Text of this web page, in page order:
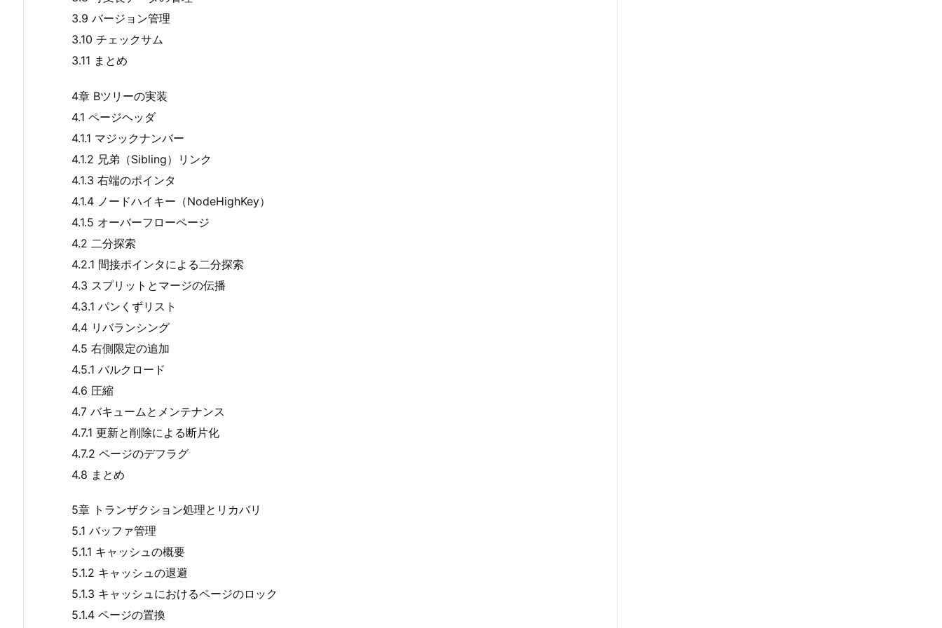
3.9 バージョン管理
3.10 チェックサム
3.11 まとめ
4章 Bツリーの実装
4.1 ページヘッダ
4.1.1 マジックナンバー
4.1.2 兄弟（Sibling）リンク
4.1.3 右端のポインタ
4.1.4 ノードハイキー（NodeHighKey）
4.1.5 オーバーフローページ
4.2 二分探索
4.2.1 間接ポインタによる二分探索
4.3 スプリットとマージの伝播
4.3.1 パンくずリスト
4.4 リバランシング
4.5 右側限定の追加
4.5.1 バルクロード
4.6 圧縮
4.7 バキュームとメンテナンス
4.7.1 更新と削除による断片化
4.7.2 ページのデフラグ
4.8 まとめ
5章 トランザクション処理とリカバリ
5.1 バッファ管理
5.1.1 キャッシュの概要
5.1.2 キャッシュの退避
5.1.3 キャッシュにおけるページのロック
5.1.4 ページの置換